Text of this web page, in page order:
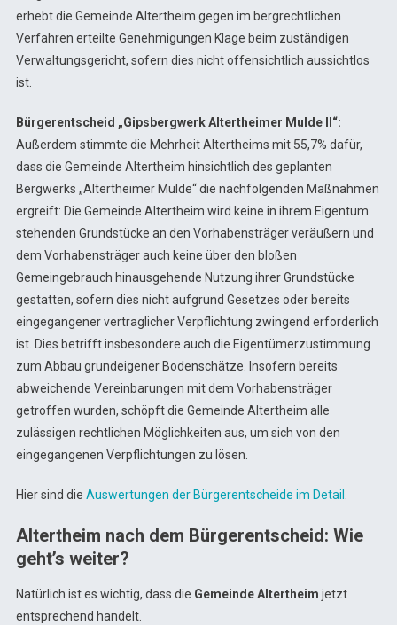
erhebt die Gemeinde Altertheim gegen im bergrechtlichen
Verfahren erteilte Genehmigungen Klage beim zuständigen
Verwaltungsgericht, sofern dies nicht offensichtlich aussichtlos
ist.
Bürgerentscheid „Gipsbergwerk Altertheimer Mulde II“:
Außerdem stimmte die Mehrheit Altertheims mit 55,7% dafür,
dass die Gemeinde Altertheim hinsichtlich des geplanten
Bergwerks „Altertheimer Mulde“ die nachfolgenden Maßnahmen
ergreift: Die Gemeinde Altertheim wird keine in ihrem Eigentum
stehenden Grundstücke an den Vorhabensträger veräußern und
dem Vorhabensträger auch keine über den bloßen
Gemeingebrauch hinausgehende Nutzung ihrer Grundstücke
gestatten, sofern dies nicht aufgrund Gesetzes oder bereits
eingegangener vertraglicher Verpflichtung zwingend erforderlich
ist. Dies betrifft insbesondere auch die Eigentümerzustimmung
zum Abbau grundeigener Bodenschätze. Insofern bereits
abweichende Vereinbarungen mit dem Vorhabensträger
getroffen wurden, schöpft die Gemeinde Altertheim alle
zulässigen rechtlichen Möglichkeiten aus, um sich von den
eingegangenen Verpflichtungen zu lösen.
Hier sind die Auswertungen der Bürgerentscheide im Detail .
Altertheim nach dem Bürgerentscheid: Wie
geht’s weiter?
Natürlich ist es wichtig, dass die Gemeinde Altertheim jetzt
entsprechend handelt.